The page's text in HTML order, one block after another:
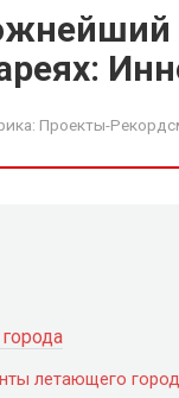
Проекты-
летающего